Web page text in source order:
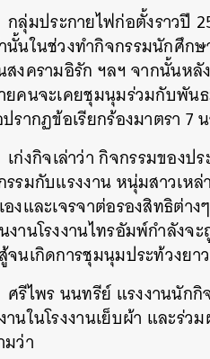
กลุ่มประกายไฟก่อตั้งราวปี
นั้นในช่วงทำกิจกรรมนักศึก
สงครามอิรัก ฯลฯ จากนั้นหลั
ยคนจะเคยชุมนุมร่วมกับพัน
รากฏข้อเรียกร้องมาตรา 7
เก่งกิจเล่าว่า กิจกรรมของ
รมกับแรงงาน หนุ่มสาวเห
องและเจรจาต่อรองสิทธิต่า
านโรงงานไทรอัมพ์กำลังจ
จนเกิดการชุมนุมประท้วงยา
ศรีไพร นนทรีย์ แรงงานนักกิ
านในโรงงานเย็บผ้า และร่
ว่า